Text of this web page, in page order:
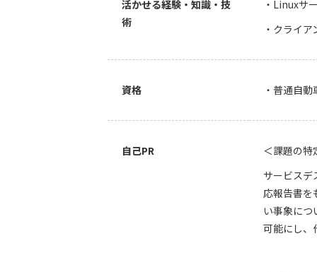
活かせる経験・知識・技
術
・Linuxサ
・クライ
資格 ・普通自
自己PR
＜課題の特
サービスデ
応報告書を
い事象につ
可能にし、